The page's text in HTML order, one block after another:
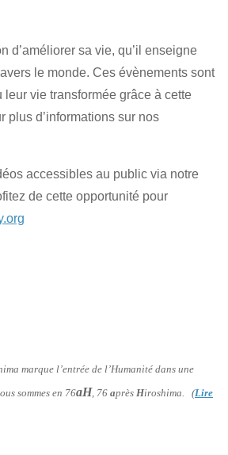
d’améliorer sa vie, qu’il enseigne
le monde. Ces évènements sont
vie transformée grâce à cette
plus d’informations sur nos
accessibles au public via notre
de cette opportunité pour
marque l’entrée de l’Humanité dans une
sommes en 76aH, 76 après Hiroshima. (Lire